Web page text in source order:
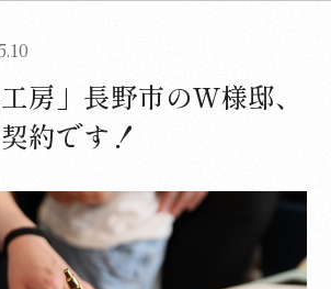
房」長野市のW様邸、
約です！